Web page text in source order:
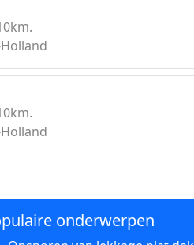
onderwerpen